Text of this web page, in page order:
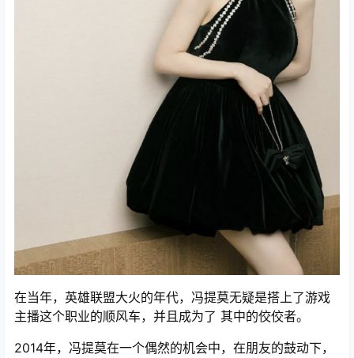
在当年，英雄联盟大火的年代，冯提莫无疑是搭上了游戏
主播这个职业的顺风车，并且成为了 其中的佼佼者。
2014年，冯提莫在一个偶然的机会中，在朋友的鼓动下，